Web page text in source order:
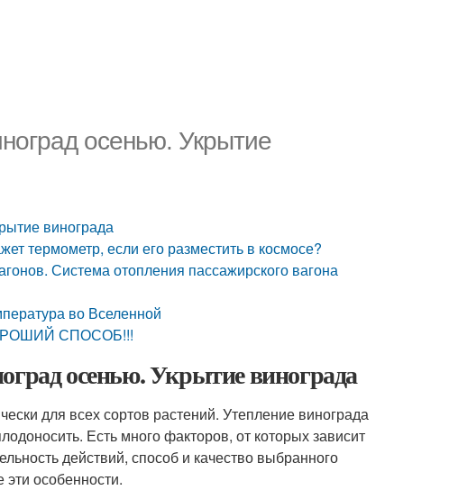
осенью. Укрытие
винограда
термометр, если его разместить в космосе?
Система отопления пассажирского вагона
во Вселенной
СПОСОБ!!!
осенью. Укрытие винограда
для всех сортов растений. Утепление винограда
Есть много факторов, от которых зависит
действий, способ и качество выбранного
особенности.